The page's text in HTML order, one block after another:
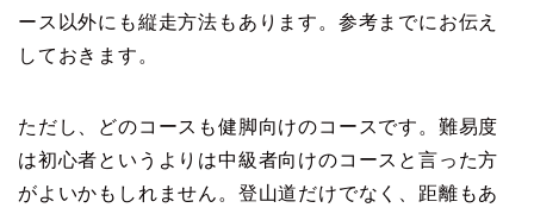
ース以外にも縦走方法もあります。参考までにお伝え
しておきます。
ただし、どのコースも健脚向けのコースです。難易度
は初心者というよりは中級者向けのコースと言った方
がよいかもしれません。登山道だけでなく、距離もあ